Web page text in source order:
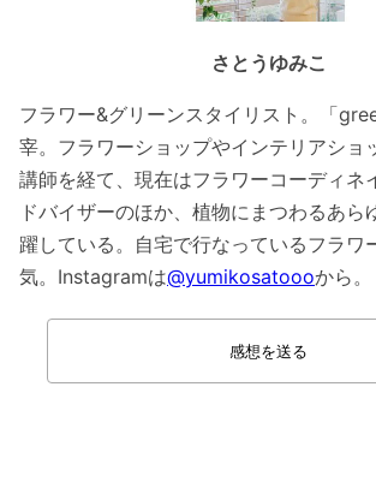
さとうゆみこ
フラワー&グリーンスタイリスト。「
宰。フラワーショップやインテリアショ
講師を経て、現在はフラワーコーディネ
ドバイザーのほか、植物にまつわるあら
躍している。自宅で行なっているフラワ
気。Instagramは@yumikosatoooから。
感想を送る